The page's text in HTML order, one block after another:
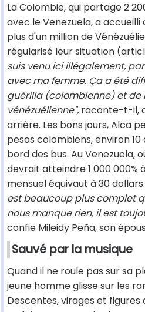
La Colombie, qui partage 2
avec le Venezuela, a
plus d'un million de
régularisé leur situation
suis venu ici illégalement,
avec ma femme. Ça a été
guérilla (colombienne) et
vénézuélienne", raconte-t-il,
arrière. Les bons jours, Alca
pesos colombiens, environ
bord des bus. Au Venezuela,
devrait atteindre 1 000 000%
mensuel équivaut à 30
est beaucoup plus complet
nous manque rien, il est
confie Mileidy Peña, son
Sauvé par la musique
Quand il ne roule pas sur sa
jeune homme glisse sur les
Descentes, virages et figures